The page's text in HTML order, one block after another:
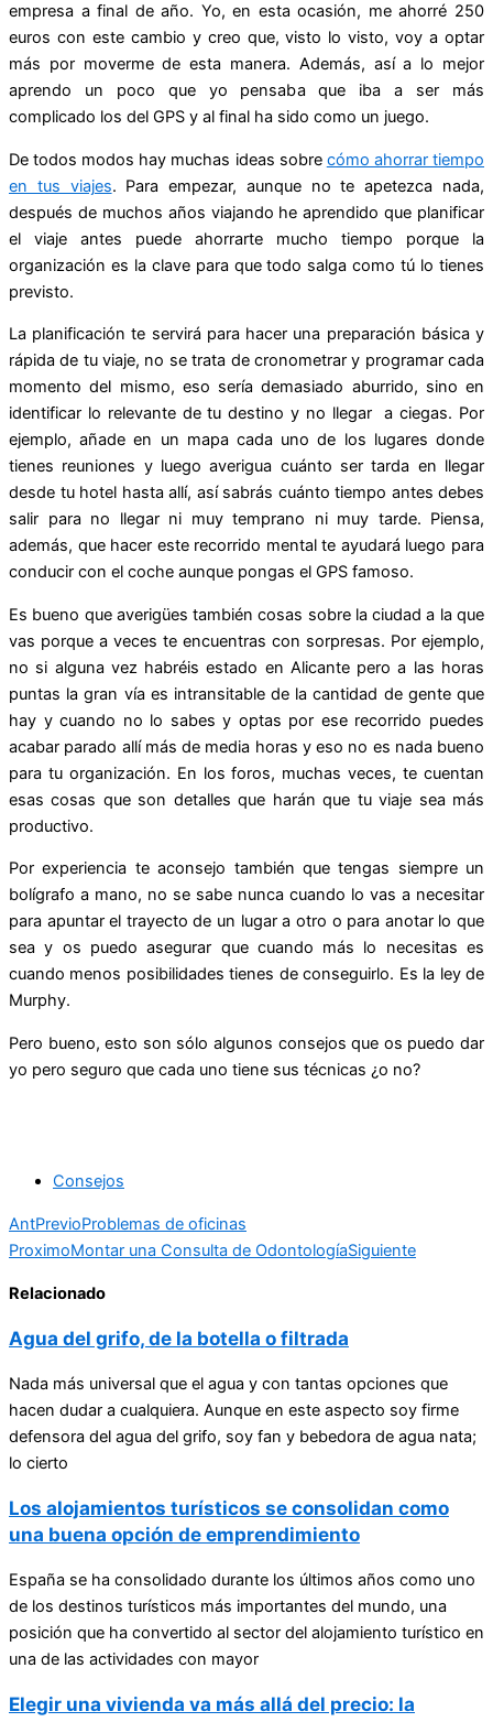
empresa a final de año. Yo, en esta ocasión, me ahorré 250
euros con este cambio y creo que, visto lo visto, voy a optar
más por moverme de esta manera. Además, así a lo mejor
aprendo un poco que yo pensaba que iba a ser más
complicado los del GPS y al final ha sido como un juego.
De todos modos hay muchas ideas sobre cómo ahorrar tiempo
en tus viajes. Para empezar, aunque no te apetezca nada,
después de muchos años viajando he aprendido que planificar
el viaje antes puede ahorrarte mucho tiempo porque la
organización es la clave para que todo salga como tú lo tienes
previsto.
La planificación te servirá para hacer una preparación básica y
rápida de tu viaje, no se trata de cronometrar y programar cada
momento del mismo, eso sería demasiado aburrido, sino en
identificar lo relevante de tu destino y no llegar a ciegas. Por
ejemplo, añade en un mapa cada uno de los lugares donde
tienes reuniones y luego averigua cuánto ser tarda en llegar
desde tu hotel hasta allí, así sabrás cuánto tiempo antes debes
salir para no llegar ni muy temprano ni muy tarde. Piensa,
además, que hacer este recorrido mental te ayudará luego para
conducir con el coche aunque pongas el GPS famoso.
Es bueno que averigües también cosas sobre la ciudad a la que
vas porque a veces te encuentras con sorpresas. Por ejemplo,
no si alguna vez habréis estado en Alicante pero a las horas
puntas la gran vía es intransitable de la cantidad de gente que
hay y cuando no lo sabes y optas por ese recorrido puedes
acabar parado allí más de media horas y eso no es nada bueno
para tu organización. En los foros, muchas veces, te cuentan
esas cosas que son detalles que harán que tu viaje sea más
productivo.
Por experiencia te aconsejo también que tengas siempre un
bolígrafo a mano, no se sabe nunca cuando lo vas a necesitar
para apuntar el trayecto de un lugar a otro o para anotar lo que
sea y os puedo asegurar que cuando más lo necesitas es
cuando menos posibilidades tienes de conseguirlo. Es la ley de
Murphy.
Pero bueno, esto son sólo algunos consejos que os puedo dar
yo pero seguro que cada uno tiene sus técnicas ¿o no?
Consejos
AntPrevioProblemas de oficinas
ProximoMontar una Consulta de OdontologíaSiguiente
Relacionado
Agua del grifo, de la botella o filtrada
Nada más universal que el agua y con tantas opciones que
hacen dudar a cualquiera. Aunque en este aspecto soy firme
defensora del agua del grifo, soy fan y bebedora de agua nata;
lo cierto
Los alojamientos turísticos se consolidan como
una buena opción de emprendimiento
España se ha consolidado durante los últimos años como uno
de los destinos turísticos más importantes del mundo, una
posición que ha convertido al sector del alojamiento turístico en
una de las actividades con mayor
Elegir una vivienda va más allá del precio: la